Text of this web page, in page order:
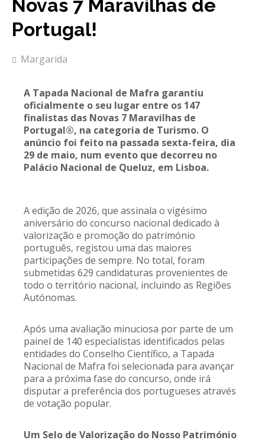
REACT
Turismo acessível- Programa valorizar
Novas 7 Maravilhas de
Portugal!
Margarida
A Tapada Nacional de Mafra garantiu
oficialmente o seu lugar entre os 147
finalistas das Novas 7 Maravilhas de
Portugal®, na categoria de Turismo. O
anúncio foi feito na passada sexta-feira, dia
29 de maio, num evento que decorreu no
Palácio Nacional de Queluz, em Lisboa.
A edição de 2026, que assinala o vigésimo
aniversário do concurso nacional dedicado à
valorização e promoção do património
português, registou uma das maiores
participações de sempre. No total, foram
submetidas 629 candidaturas provenientes de
todo o território nacional, incluindo as Regiões
Autónomas.
Após uma avaliação minuciosa por parte de um
painel de 140 especialistas identificados pelas
entidades do Conselho Científico, a Tapada
Nacional de Mafra foi selecionada para avançar
para a próxima fase do concurso, onde irá
disputar a preferência dos portugueses através
de votação popular.
Um Selo de Valorização do Nosso Património